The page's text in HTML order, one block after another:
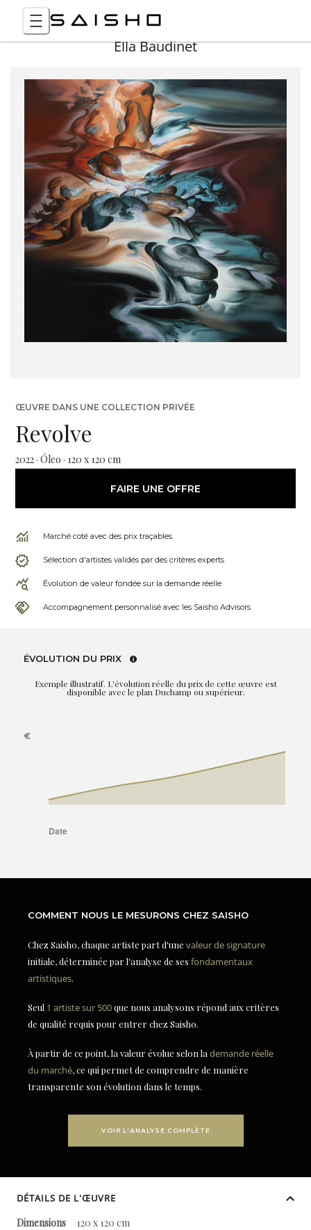
Ella Baudinet
ŒUVRE DANS UNE COLLECTION PRIVÉE
Revolve
2022 · Óleo · 120 x 120 cm
FAIRE UNE OFFRE
Marché coté avec des prix traçables
Sélection d'artistes validés par des critères experts
Évolution de valeur fondée sur la demande réelle
Accompagnement personnalisé avec les Saisho Advisors
ÉVOLUTION DU PRIX
Exemple illustratif. L'évolution réelle du prix de cette œuvre est
disponible avec le plan Duchamp ou supérieur.
COMMENT NOUS LE MESURONS CHEZ SAISHO
Chez Saisho, chaque artiste part d'une valeur de signature
initiale, déterminée par l'analyse de ses fondamentaux
artistiques.
Seul 1 artiste sur 500que nous analysons répond aux critères
de qualité requis pour entrer chez Saisho.
À partir de ce point, la valeur évolue selon la demande réelle
du marché, ce qui permet de comprendre de manière
transparente son évolution dans le temps.
VOIR L'ANALYSE COMPLÈTE
DÉTAILS DE L'ŒUVRE
Dimensions
120 x 120 cm